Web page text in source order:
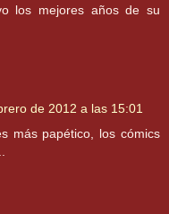
los mejores años de su
de 2012 a las 15:01
más papético, los cómics